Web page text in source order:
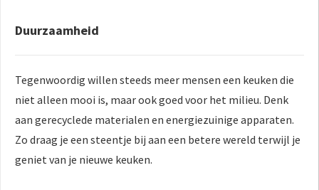
Duurzaamheid
Tegenwoordig willen steeds meer mensen een keuken die
niet alleen mooi is, maar ook goed voor het milieu. Denk
aan gerecyclede materialen en energiezuinige apparaten.
Zo draag je een steentje bij aan een betere wereld terwijl je
geniet van je nieuwe keuken.